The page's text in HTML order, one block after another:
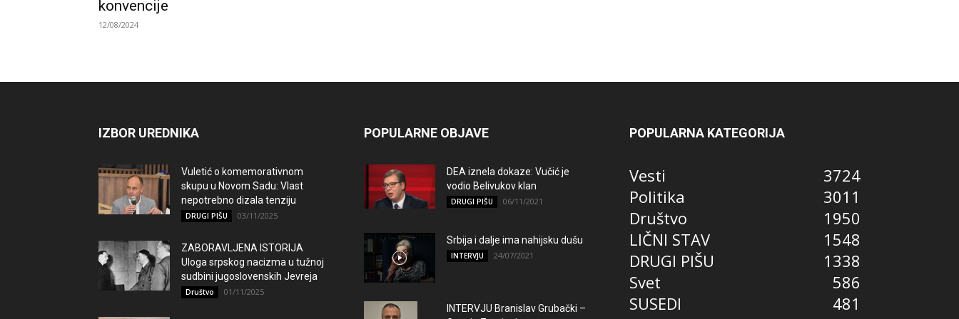
konvencije
12/08/2024
IZBOR UREDNIKA
Vuletić o komemorativnom
skupu u Novom Sadu: Vlast
nepotrebno dizala tenziju
DRUGI PIŠU 03/11/2025
ZABORAVLJENA ISTORIJA
Uloga srpskog nacizma u tužnoj
sudbini jugoslovenskih Jevreja
Društvo 01/11/2025
POPULARNE OBJAVE
DEA iznela dokaze: Vučić je
vodio Belivukov klan
DRUGI PIŠU 06/11/2021
Srbija i dalje ima nahijsku dušu
INTERVJU 24/07/2021
INTERVJU Branislav Grubački –
POPULARNA KATEGORIJA
Vesti
3724
Politika
3011
Društvo
1950
LIČNI STAV
1548
DRUGI PIŠU
1338
Svet
586
SUSEDI
481